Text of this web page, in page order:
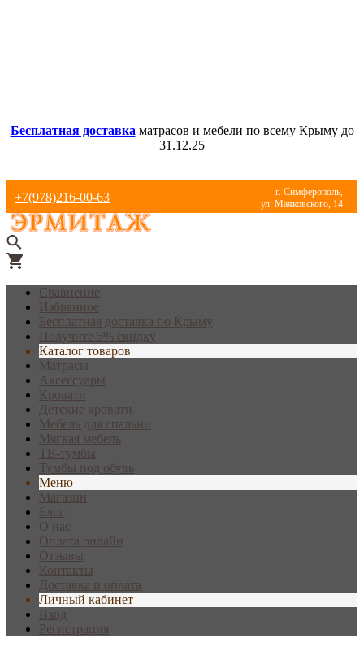
Бесплатная доставка матрасов и мебели по всему Крыму до
31.12.25
+7(978)216-00-63
г. Симферополь,
ул. Маяковского, 14
Сравнение
Избранное
Бесплатная доставка по Крыму
Получите 5% скидку
Каталог товаров
Матрасы
Аксессуары
Кровати
Детские кровати
Мебель для спальни
Мягкая мебель
ТВ-тумбы
Тумбы под обувь
Меню
Магазин
Блог
О нас
Оплата онлайн
Отзывы
Контакты
Доставка и оплата
Личный кабинет
Вход
Регистрация